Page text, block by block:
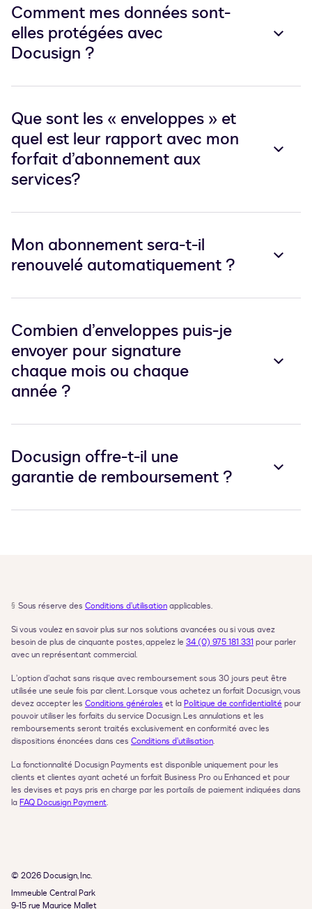
Comment mes données sont-
elles protégées avec
Docusign ?
Que sont les « enveloppes » et
quel est leur rapport avec mon
forfait d’abonnement aux
services?
Mon abonnement sera-t-il
renouvelé automatiquement ?
Combien d’enveloppes puis-je
envoyer pour signature
chaque mois ou chaque
année ?
Docusign offre-t-il une
garantie de remboursement ?
§ Sous réserve des Conditions d’utilisation applicables.
Si vous voulez en savoir plus sur nos solutions avancées ou si vous avez
besoin de plus de cinquante postes, appelez le 34 (0) 975 181 331 pour parler
avec un représentant commercial.
L’option d’achat sans risque avec remboursement sous 30 jours peut être
utilisée une seule fois par client. Lorsque vous achetez un forfait Docusign, vous
devez accepter les Conditions générales et la Politique de confidentialité pour
pouvoir utiliser les forfaits du service Docusign. Les annulations et les
remboursements seront traités exclusivement en conformité avec les
dispositions énoncées dans ces Conditions d’utilisation.
La fonctionnalité Docusign Payments est disponible uniquement pour les
clients et clientes ayant acheté un forfait Business Pro ou Enhanced et pour
les devises et pays pris en charge par les portails de paiement indiquées dans
la FAQ Docusign Payment.
© 2026 Docusign, Inc.
Immeuble Central Park
9-15 rue Maurice Mallet